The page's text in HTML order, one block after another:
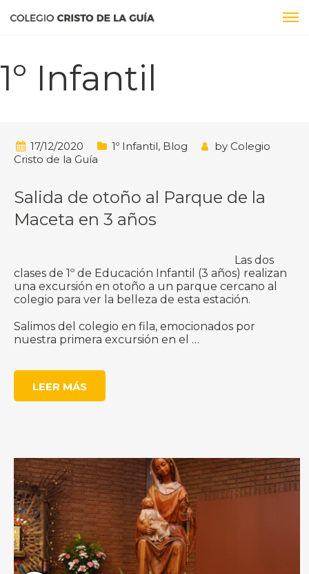
1º Infantil
17/12/2020 1º Infantil, Blog by Colegio
Cristo de la Guía
Salida de otoño al Parque de la
Maceta en 3 años
Las dos
clases de 1º de Educación Infantil (3 años) realizan
una excursión en otoño a un parque cercano al
colegio para ver la belleza de esta estación.
Salimos del colegio en fila, emocionados por
nuestra primera excursión en el …
LEER MÁS